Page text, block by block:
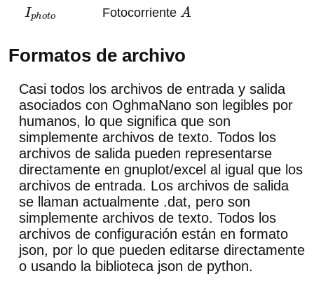
Iphot Fotocorriente A
Formatos de archivo
Casi todos los archivos de entrada y salida
asociados con OghmaNano son legibles por
humanos, lo que significa que son
simplemente archivos de texto. Todos los
archivos de salida pueden representarse
directamente en gnuplot/excel al igual que los
archivos de entrada. Los archivos de salida
se llaman actualmente .dat, pero son
simplemente archivos de texto. Todos los
archivos de configuración están en formato
json, por lo que pueden editarse directamente
o usando la biblioteca json de python.